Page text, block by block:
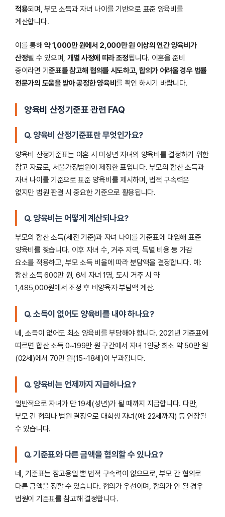
적용되며, 부모 소득과 자녀 나이를 기반으로 표준 양육비를
계산합니다.
이를 통해약 1,000만 원에서 2,000만 원 이상의 연간 양육비가
산정될 수 있으며, 개별 사정에 따라 조정됩니다. 이혼을 준비
중이라면 기준표를 참고해 협의를 시도하고, 합의가 어려울 경우 법률
전문가의 도움을 받아 공정한 양육비를 확인 하시기 바랍니다.
양육비 산정기준표 관련 FAQ
Q. 양육비 산정기준표란 무엇인가요?
양육비 산정기준표는 이혼 시 미성년 자녀의 양육비를 결정하기 위한
참고 자료로, 서울가정법원이 제정한 표입니다. 부모의 합산 소득과
자녀 나이를 기준으로 표준 양육비를 제시하며, 법적 구속력은
없지만 법원 판결 시 중요한 기준으로 활용됩니다.
Q. 양육비는 어떻게 계산되나요?
부모의 합산 소득(세전 기준)과 자녀 나이를 기준표에 대입해 표준
양육비를 찾습니다. 이후 자녀 수, 거주 지역, 특별 비용 등 가감
요소를 적용하고, 부모 소득 비율에 따라 분담액을 결정합니다. 예:
합산 소득 600만 원, 6세 자녀 1명, 도시 거주 시 약
1,485,000원에서 조정 후 비양육자 부담액 계산.
Q. 소득이 없어도 양육비를 내야 하나요?
네, 소득이 없어도 최소 양육비를 부담해야 합니다. 2021년 기준표에
따르면 합산 소득 0~199만 원 구간에서 자녀 1인당 최소 약 50만 원
(02세)에서 70만 원(15~18세)이 부과됩니다.
Q. 양육비는 언제까지 지급하나요?
일반적으로 자녀가 만 19세(성년)가 될 때까지 지급합니다. 다만,
부모 간 협의나 법원 결정으로 대학생 자녀(예: 22세까지) 등 연장될
수 있습니다.
Q. 기준표와 다른 금액을 협의할 수 있나요?
네, 기준표는 참고용일 뿐 법적 구속력이 없으므로, 부모 간 협의로
다른 금액을 정할 수 있습니다. 협의가 우선이며, 합의가 안 될 경우
법원이 기준표를 참고해 결정합니다.